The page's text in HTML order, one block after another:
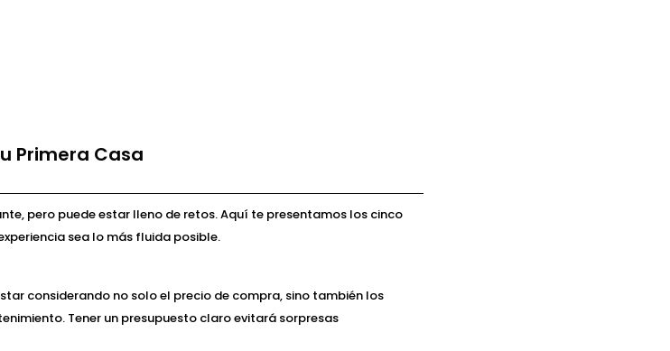
Primera Casa
pero puede estar lleno de retos. Aquí te presentamos los cinco
sea lo más fluida posible.
considerando no solo el precio de compra, sino también los
Tener un presupuesto claro evitará sorpresas